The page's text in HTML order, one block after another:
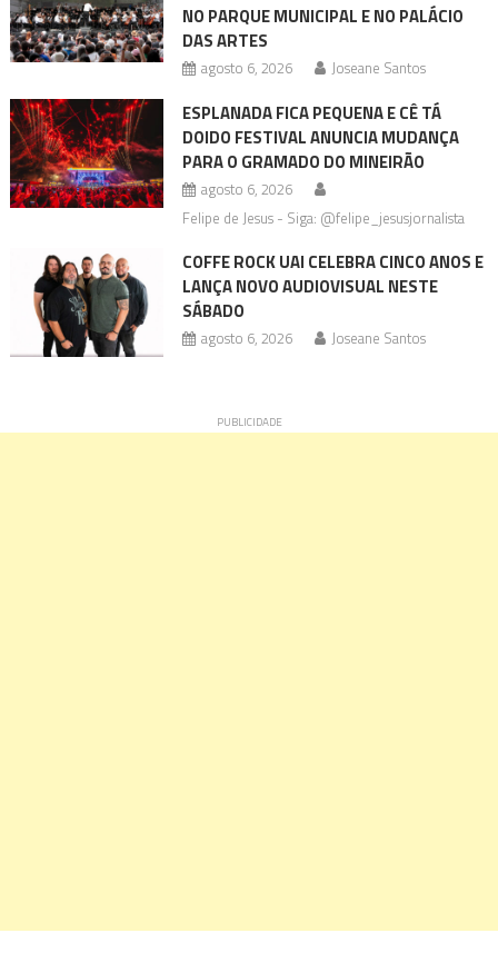
NO PARQUE MUNICIPAL E NO PALÁCIO
DAS ARTES
agosto 6, 2026 Joseane Santos
ESPLANADA FICA PEQUENA E CÊ TÁ
DOIDO FESTIVAL ANUNCIA MUDANÇA
PARA O GRAMADO DO MINEIRÃO
agosto 6, 2026
Felipe de Jesus - Siga: @felipe_jesusjornalista
COFFE ROCK UAI CELEBRA CINCO ANOS E
LANÇA NOVO AUDIOVISUAL NESTE
SÁBADO
agosto 6, 2026 Joseane Santos